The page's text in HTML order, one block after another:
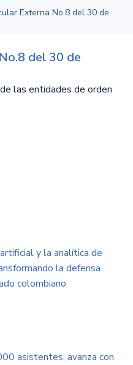
Externa No.8 del 30 de
del 30 de
las entidades de orden
y la analítica de
la defensa
colombiano
asistentes, avanza con